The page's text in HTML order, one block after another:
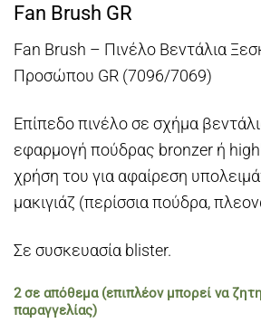
Fan Brush GR
Fan Brush – Πινέλο Βεντάλια
Προσώπου GR (7096/7069)
Επίπεδο πινέλο σε σχήμα
εφαρμογή πούδρας bronzer ή
χρήση του για αφαίρεση
μακιγιάζ (περίσσια πούδρα,
Σε συσκευασία blister.
2 σε απόθεμα (επιπλέον μπορεί να
παραγγελίας)